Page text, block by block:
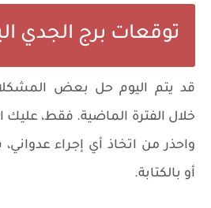
توقعات برج الجدي
قد يتم اليوم حل بعض
خلال الفترة الماضية. فقط، عليك
واحذر من اتخاذ أي إجراء
أو بالكتابة.